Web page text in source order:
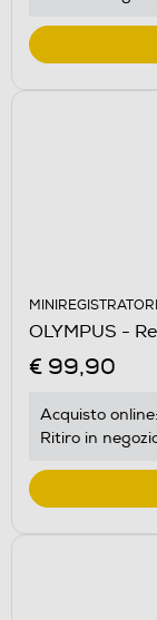
MINIREGISTRATORI
OLYMPUS -
€ 99,90
Acquisto online:
Ritiro in